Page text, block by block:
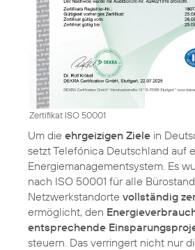
Zertifikat ISO 50001
Um die ehrgeizigen Ziele in
setzt Telefónica Deutschland auf
Energiemanagementsystem. Es
nach ISO 50001 für alle
Netzwerkstandorte vollständig
ermöglicht, den
entsprechende
steuern. Das verringert nicht nur